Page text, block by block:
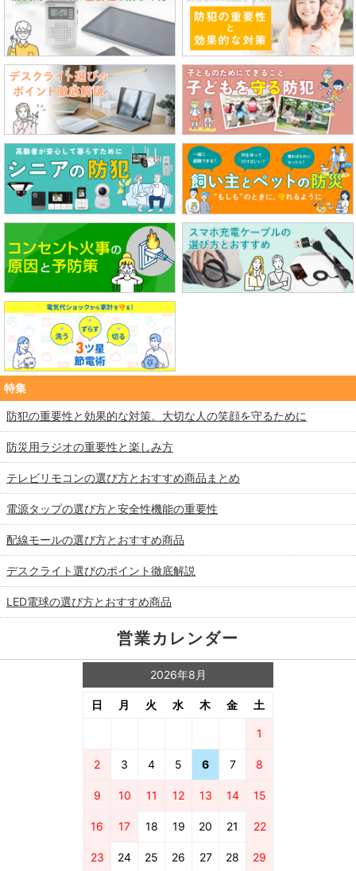
特集
防犯の重要性と効果的な対策。大切な人の笑顔を守るために
防災用ラジオの重要性と楽しみ方
テレビリモコンの選び方とおすすめ商品まとめ
電源タップの選び方と安全性機能の重要性
配線モールの選び方とおすすめ商品
デスクライト選びのポイント徹底解説
LED電球の選び方とおすすめ商品
営業カレンダー
2026年8月
日 月 火 水 木 金 土
1
2 3 4 5 6 7 8
9 10 11 12 13 14 15
16 17 18 19 20 21 22
23 24 25 26 27 28 29